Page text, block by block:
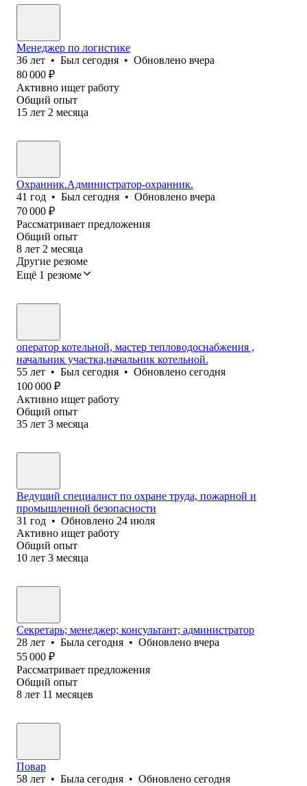
Менеджер по логистике
36 лет • Был сегодня • Обновлено вчера
80 000 ₽
Активно ищет работу
Общий опыт
15 лет 2 месяца
Охранник.Администратор-охранник.
41 год • Был сегодня • Обновлено вчера
70 000 ₽
Рассматривает предложения
Общий опыт
8 лет 2 месяца
Другие резюме
Ещё 1 резюме
оператор котельной, мастер тепловодоснабжения ,
начальник участка,начальник котельной.
55 лет • Был сегодня • Обновлено сегодня
100 000 ₽
Активно ищет работу
Общий опыт
35 лет 3 месяца
Ведущий специалист по охране труда, пожарной и
промышленной безопасности
31 год • Обновлено 24 июля
Активно ищет работу
Общий опыт
10 лет 3 месяца
Секретарь; менеджер; консультант; администратор
28 лет • Была сегодня • Обновлено вчера
55 000 ₽
Рассматривает предложения
Общий опыт
8 лет 11 месяцев
Повар
58 лет • Была сегодня • Обновлено сегодня